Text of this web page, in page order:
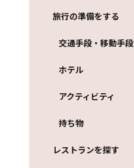
旅行の準備をする
交通手段・移動手段
ホテル
アクティビティ
持ち物
レストランを探す